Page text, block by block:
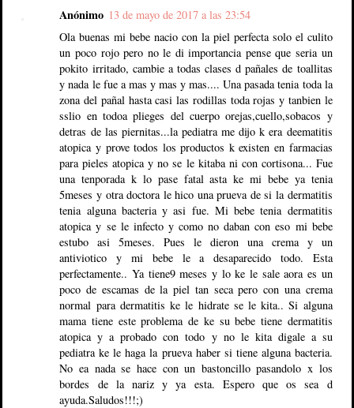
Anónimo 13 de mayo de 2017 a las 23:54
Ola buenas mi bebe nacio con la piel perfecta solo el culito
un poco rojo pero no le di importancia pense que seria un
pokito irritado, cambie a todas clases d pañales de toallitas
y nada le fue a mas y mas y mas.... Una pasada tenia toda la
zona del pañal hasta casi las rodillas toda rojas y tanbien le
sslio en todoa plieges del cuerpo orejas,cuello,sobacos y
detras de las piernitas...la pediatra me dijo k era deematitis
atopica y prove todos los productos k existen en farmacias
para pieles atopica y no se le kitaba ni con cortisona... Fue
una tenporada k lo pase fatal asta ke mi bebe ya tenia
5meses y otra doctora le hico una prueva de si la dermatitis
tenia alguna bacteria y asi fue. Mi bebe tenia dermatitis
atopica y se le infecto y como no daban con eso mi bebe
estubo asi 5meses. Pues le dieron una crema y un
antiviotico y mi bebe le a desaparecido todo. Esta
perfectamente.. Ya tiene9 meses y lo ke le sale aora es un
poco de escamas de la piel tan seca pero con una crema
normal para dermatitis ke le hidrate se le kita.. Si alguna
mama tiene este problema de ke su bebe tiene dermatitis
atopica y a probado con todo y no le kita digale a su
pediatra ke le haga la prueva haber si tiene alguna bacteria.
No ea nada se hace con un bastoncillo pasandolo x los
bordes de la nariz y ya esta. Espero que os sea d
ayuda.Saludos!!!;)